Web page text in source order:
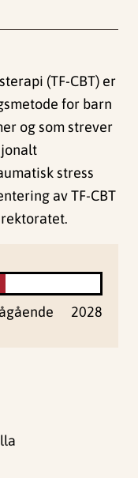
(TF-CBT) er
for barn
og som strever
stress
av TF-CBT
2028